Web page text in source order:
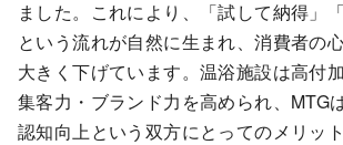
ました。これにより、「試して納得」
という流れが自然に生まれ、消費者の
大きく下げています。温浴施設は高付
集客力・ブランド力を高められ、MTG
認知向上という双方にとってのメリッ